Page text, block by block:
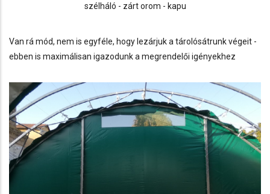
szélháló - zárt orom - kapu
Van rá mód, nem is egyféle, hogy lezárjuk a tárolósátrunk végeit -
ebben is maximálisan igazodunk a megrendelői igényekhez